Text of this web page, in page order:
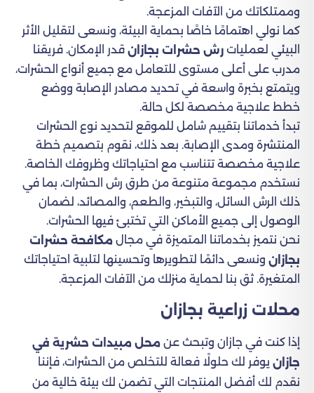
وممتلكاتك من الآفات المزعجة.
كما نولي اهتمامًا خاصًا بحماية البيئة، ونسعى لتقليل الأثر
البيئي لعمليات رش حشرات بجازان قدر الإمكان. فريقنا
مدرب على أعلى مستوى للتعامل مع جميع أنواع الحشرات،
ويتمتع بخبرة واسعة في تحديد مصادر الإصابة ووضع
خطط علاجية مخصصة لكل حالة.
تبدأ خدماتنا بتقييم شامل للموقع لتحديد نوع الحشرات
المنتشرة ومدى الإصابة. بعد ذلك، نقوم بتصميم خطة
علاجية مخصصة تتناسب مع احتياجاتك وظروفك الخاصة.
نستخدم مجموعة متنوعة من طرق رش الحشرات، بما في
ذلك الرش السائل، والتبخير، والطعم، والمصائد، لضمان
الوصول إلى جميع الأماكن التي تختبئ فيها الحشرات.
نحن نتميز بخدماتنا المتميزة في مجال مكافحة حشرات
بجازان ونسعى دائمًا لتطويرها وتحسينها لتلبية احتياجاتك
المتغيرة. ثق بنا لحماية منزلك من الآفات المزعجة.
محلات زراعية​ بجازان
إذا كنت في جازان وتبحث عن محل مبيدات حشرية في
جازان يوفر لك حلولًا فعالة للتخلص من الحشرات، فإننا
نقدم لك أفضل المنتجات التي تضمن لك بيئة خالية من